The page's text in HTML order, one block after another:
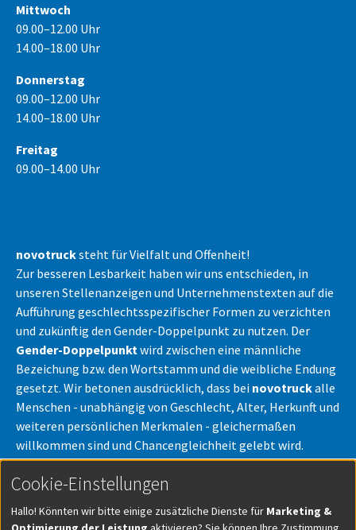
Mittwoch
09.00–12.00 Uhr
14.00–18.00 Uhr
Donnerstag
09.00–12.00 Uhr
14.00–18.00 Uhr
Freitag
09.00–14.00 Uhr
novotrucksteht für Vielfalt und Offenheit!
Zur besseren Lesbarkeit haben wir uns entschieden, in
unseren Stellenanzeigen und Unternehmenstexten auf die
Aufführung geschlechtsspezifischer Formen zu verzichten
und zukünftig den Gender-Doppelpunkt zu nutzen. Der
Gender-Doppelpunkt wird zwischen eine männliche
Bezeichung bzw. den Wortstamm und die weibliche Endung
gesetzt. Wir betonen ausdrücklich, dass bei novotruckalle
Menschen - unabhängig von Geschlecht, Alter, Herkunft und
weiteren persönlichen Merkmalen - gleichermaßen
willkommen sind und Chancengleichheit gelebt wird.
novotrucksteht für die gleiche Bezahlung für gleiche
Arbeit - unabhängig vom Geschlecht.
Cookie-Einstellungen
Hallo! Könnten wir bitte einige zusätzliche Dienste für Marketing &